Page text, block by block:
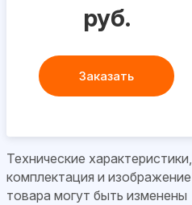
руб.
Заказать
Технические характеристики,
комплектация и изображение
товара могут быть изменены